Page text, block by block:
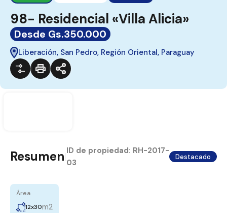
98- Residencial «Villa Alicia»
Desde Gs.350.000
Liberación, San Pedro, Región Oriental, Paraguay
Resumen ID de propiedad: RH-2017-
03
Destacado
Área
12x30m2